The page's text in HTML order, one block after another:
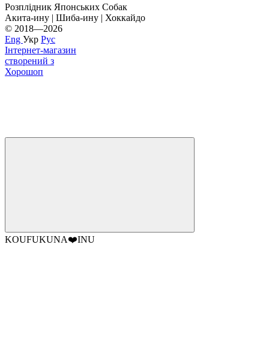
Розплідник Японських Собак
Акита-ину | Шиба-ину | Хоккайдо
© 2018—2026
Eng Укр Рус
Інтернет-магазин
створений з
Хорошоп
KOUFUKUNA❤️INU